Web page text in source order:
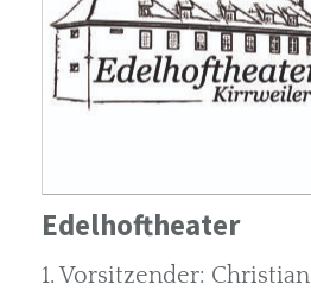
Edelhoftheater
1. Vorsitzender: Christian